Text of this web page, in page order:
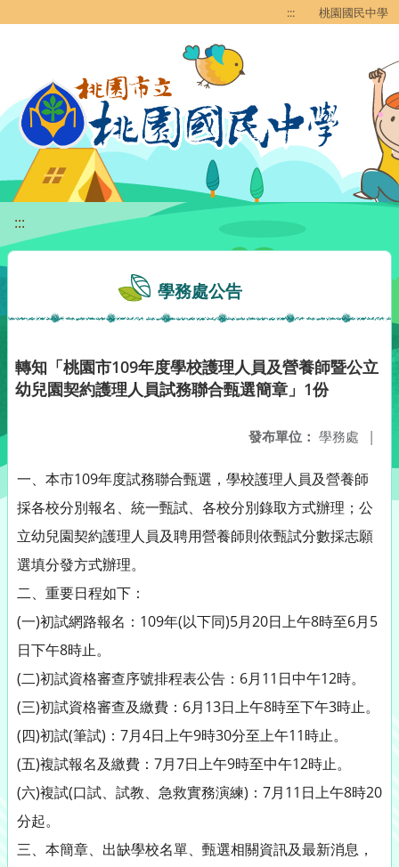
::: 桃園國民中學
:::
學務處公告
轉知「桃園市109年度學校護理人員及營養師暨公立
幼兒園契約護理人員試務聯合甄選簡章」1份
發布單位： 學務處 |
一、本市109年度試務聯合甄選，學校護理人員及營養師
採各校分別報名、統一甄試、各校分別錄取方式辦理；公
立幼兒園契約護理人員及聘用營養師則依甄試分數採志願
選填分發方式辦理。
二、重要日程如下：
(一)初試網路報名：109年(以下同)5月20日上午8時至6月5
日下午8時止。
(二)初試資格審查序號排程表公告：6月11日中午12時。
(三)初試資格審查及繳費：6月13日上午8時至下午3時止。
(四)初試(筆試)：7月4日上午9時30分至上午11時止。
(五)複試報名及繳費：7月7日上午9時至中午12時止。
(六)複試(口試、試教、急救實務演練)：7月11日上午8時20
分起。
三、本簡章、出缺學校名單、甄選相關資訊及最新消息，